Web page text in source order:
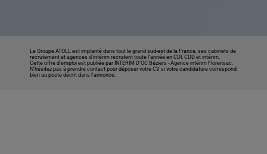
Le Groupe ATOLL est implanté dans tout le grand sud-est de la France, ses cabinets de
recrutement et agences d’intérim recrutent toute l’année en CDI, CDD et intérim.
Cette offre d’emploi est publiée par INTERIM D'OC Béziers -Agence intérim Florensac.
N’hésitez pas à prendre contact pour déposer votre CV si votre candidature correspond
bien au poste décrit dans l'annonce.